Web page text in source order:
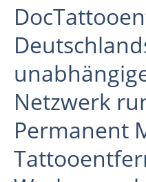
Netzwerk
Permanent